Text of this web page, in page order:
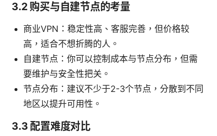
3.2 购买与自建节点的考量
商业VPN：稳定性高、客服完善，但价格较
高，适合不想折腾的人。
自建节点：你可以控制成本与节点分布，但需
要维护与安全性把关。
节点分布：建议不少于2-3个节点，分散到不同
地区以提升可用性。
3.3 配置难度对比